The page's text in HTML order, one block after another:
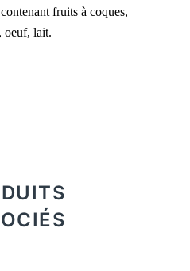
fruits à coques,
oeuf, lait.